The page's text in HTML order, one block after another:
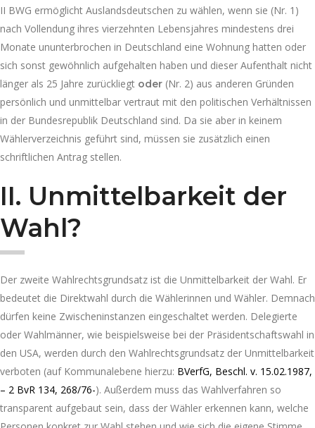
II BWG ermöglicht Auslandsdeutschen zu wählen, wenn sie (Nr. 1)
nach Vollendung ihres vierzehnten Lebensjahres mindestens drei
Monate ununterbrochen in Deutschland eine Wohnung hatten oder
sich sonst gewöhnlich aufgehalten haben und dieser Aufenthalt nicht
länger als 25 Jahre zurückliegt oder (Nr. 2) aus anderen Gründen
persönlich und unmittelbar vertraut mit den politischen Verhältnissen
in der Bundesrepublik Deutschland sind. Da sie aber in keinem
Wählerverzeichnis geführt sind, müssen sie zusätzlich einen
schriftlichen Antrag stellen.
II. Unmittelbarkeit der
Wahl?
Der zweite Wahlrechtsgrundsatz ist die Unmittelbarkeit der Wahl. Er
bedeutet die Direktwahl durch die Wählerinnen und Wähler. Demnach
dürfen keine Zwischeninstanzen eingeschaltet werden. Delegierte
oder Wahlmänner, wie beispielsweise bei der Präsidentschaftswahl in
den USA, werden durch den Wahlrechtsgrundsatz der Unmittelbarkeit
verboten (auf Kommunalebene hierzu: BVerfG, Beschl. v. 15.02.1987,
– 2 BvR 134, 268/76-). Außerdem muss das Wahlverfahren so
transparent aufgebaut sein, dass der Wähler erkennen kann, welche